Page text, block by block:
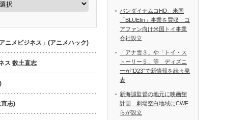
ニメビジネス」(アニメハック)
ス 数土直志
志)
バンダイナムコHD、米国
「BLUEfin」事業を買収 コ
アファン向け米国トイ事業
会社設立
「アナ雪３」や「トイ・ス
トーリー５」等 ディズニ
ーが“D23”で新情報を続々発
表
新海誠監督の地元に映画館
計画 劇場空白地域にCWF
らが設立